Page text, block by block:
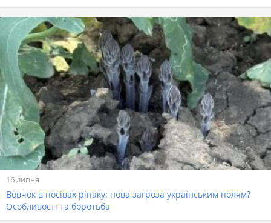
16 липня
Вовчок в посівах ріпаку: нова загроза українським полям?
Особливості та боротьба